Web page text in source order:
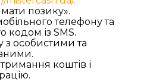
позику».
телефону та
кодом із SMS.
з особистими та
коштів і